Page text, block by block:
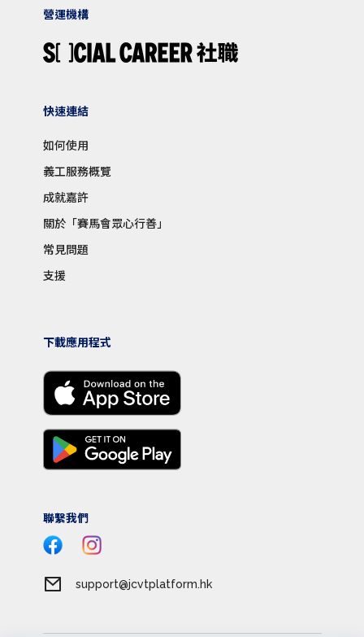
營運機構
快速連結
如何使用
義工服務概覽
成就嘉許
關於「賽馬會眾心行善」
常見問題
支援
下載應用程式
聯繫我們
support@jcvtplatform.hk